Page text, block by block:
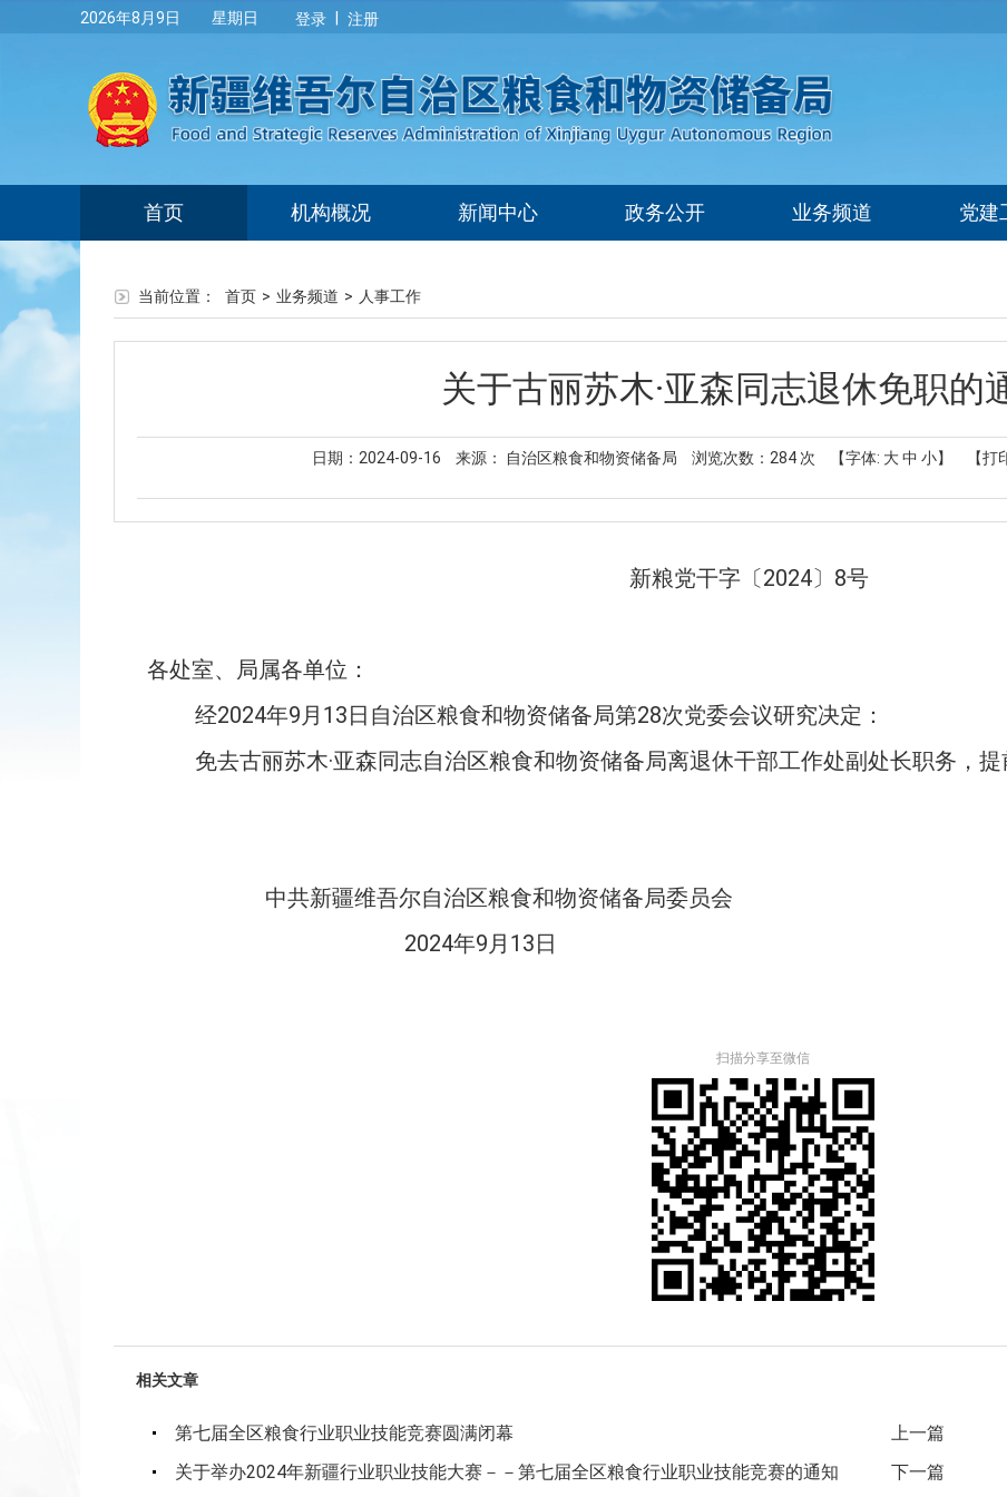
2026年8月9日 星期日 登录 注册
首页 机构概况 新闻中心 政务公开 业务频道 党建
当前位置： 首页 > 业务频道 > 人事工作
关于古丽苏木·亚森同志退休免职的
日期：2024-09-16 来源： 自治区粮食和物资储备局 浏览次数： 284 次 【字体: 大中 小】 【打
新粮党干字〔2024〕 8号
各处室、局属各单位：
经2024年9月 13日自治区粮食和物资储备局第28次党委会议研究决定：
免去古丽苏木·亚森同志自治区粮食和物资储备局离退休干部工作处副处长职务，提
中共新疆维吾尔自治区粮食和物资储备局委员会
2024年9月 13日
扫描分享至微信
相关文章
上一篇
第七届全区粮食行业职业技能竞赛圆满闭幕
下一篇
关于举办2024年新疆行业职业技能大赛－－第七届全区粮食行业职业技能竞赛的通知